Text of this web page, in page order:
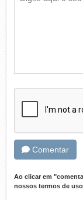
Comentar
Ao clicar em
nossos termos de uso